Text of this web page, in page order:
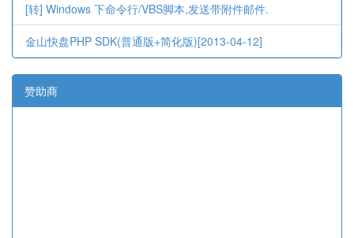
[转] Windows 下命令行/VBS脚本,发送带附件邮件.
金山快盘PHP SDK(普通版+简化版)[2013-04-12]
赞助商